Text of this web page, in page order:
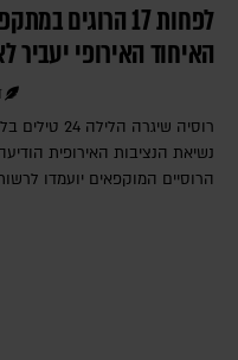
לפחות 17
האיחוד האירופי יעביר לאוקראינה
נשיאת הנציבות האירופית
הרוסיים המוקפאים יועמדו